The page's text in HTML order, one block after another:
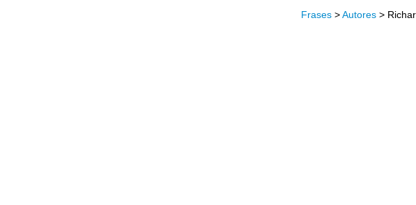
Frases >Autores >